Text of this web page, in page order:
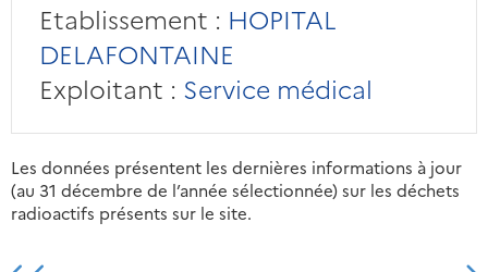
Etablissement : HOPITAL
DELAFONTAINE
Exploitant : Service médical
Les données présentent les dernières informations à jour
(au 31 décembre de l’année sélectionnée) sur les déchets
radioactifs présents sur le site.